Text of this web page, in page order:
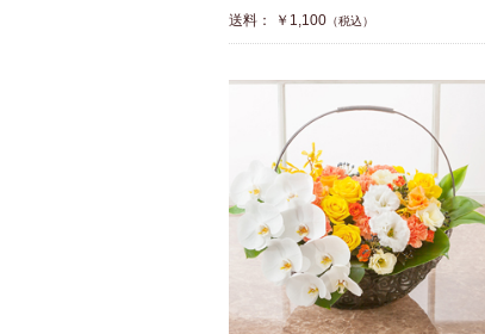
送料： ￥1,100 （税込）